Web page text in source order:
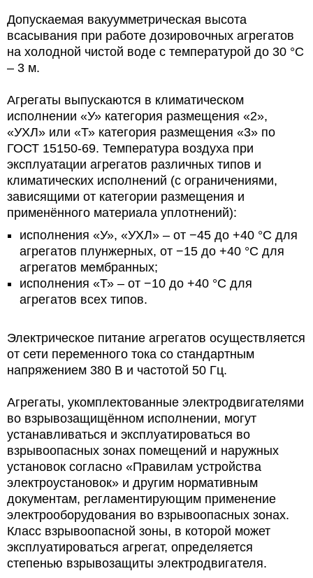
Допускаемая вакуумметрическая высота
всасывания при работе дозировочных агрегатов
на холодной чистой воде с температурой до 30 °С
– 3 м.
Агрегаты выпускаются в климатическом
исполнении «У» категория размещения «2»,
«УХЛ» или «Т» категория размещения «3» по
ГОСТ 15150-69. Температура воздуха при
эксплуатации агрегатов различных типов и
климатических исполнений (с ограничениями,
зависящими от категории размещения и
применённого материала уплотнений):
исполнения «У», «УХЛ» – от −45 до +40 °С для
агрегатов плунжерных, от −15 до +40 °С для
агрегатов мембранных;
исполнения «Т» – от −10 до +40 °С для
агрегатов всех типов.
Электрическое питание агрегатов осуществляется
от сети переменного тока со стандартным
напряжением 380 В и частотой 50 Гц.
Агрегаты, укомплектованные электродвигателями
во взрывозащищённом исполнении, могут
устанавливаться и эксплуатироваться во
взрывоопасных зонах помещений и наружных
установок согласно «Правилам устройства
электроустановок» и другим нормативным
документам, регламентирующим применение
электрооборудования во взрывоопасных зонах.
Класс взрывоопасной зоны, в которой может
эксплуатироваться агрегат, определяется
степенью взрывозащиты электродвигателя.